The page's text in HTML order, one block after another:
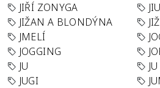
JIŘÍ ZONYGA
JIŽAN A BLONDÝNA
JMELÍ
JOGGING
JU
JUGI